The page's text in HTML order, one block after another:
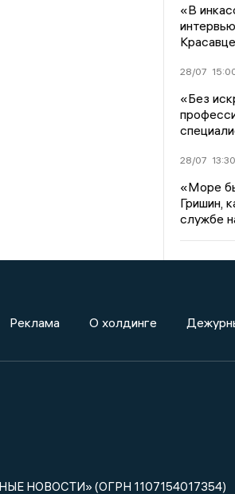
«В
28/07
«Без
28/07 13:30
«Море
Гришин,
службе
Реклама О холдинге
НОВОСТИ» (ОГРН 1107154017354)